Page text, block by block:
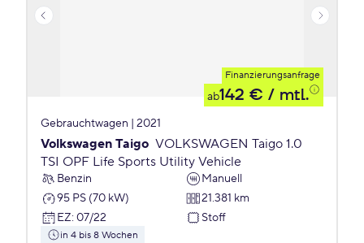
Finanzierungsanfrage
ab142 € / mtl.
Gebrauchtwagen | 2021
Volkswagen Taigo VOLKSWAGEN Taigo 1.0
TSI OPF Life Sports Utility Vehicle
Benzin
Manuell
95 PS (70 kW)
21.381 km
EZ: 07/22 Stoff
in 4 bis 8 Wochen